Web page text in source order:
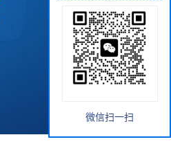
微信扫一扫